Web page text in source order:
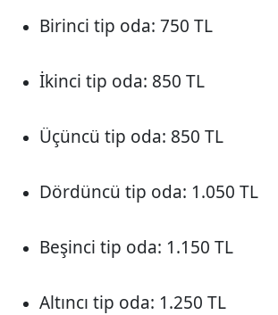
Birinci tip oda: 750 TL
İkinci tip oda: 850 TL
Üçüncü tip oda: 850 TL
Dördüncü tip oda: 1.050 TL
Beşinci tip oda: 1.150 TL
Altıncı tip oda: 1.250 TL